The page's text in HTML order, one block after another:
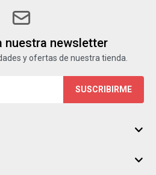
nuestra newsletter
y ofertas de nuestra tienda.
SUSCRIBIRME